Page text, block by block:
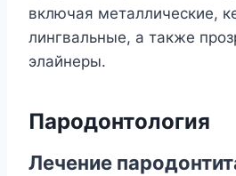
включая металлические,
лингвальные, а также
элайнеры.
Пародонтология
Лечение